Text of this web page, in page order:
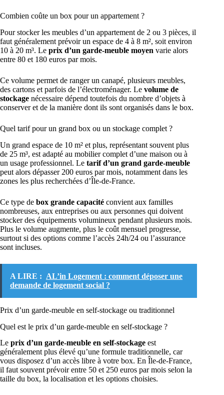
Combien coûte un box pour un appartement ?
Pour stocker les meubles d’un appartement de 2 ou 3 pièces, il
faut généralement prévoir un espace de 4 à 8 m², soit environ
10 à 20 m³. Le prix d’un garde-meuble moyen varie alors
entre 80 et 180 euros par mois.
Ce volume permet de ranger un canapé, plusieurs meubles,
des cartons et parfois de l’électroménager. Le volume de
stockage nécessaire dépend toutefois du nombre d’objets à
conserver et de la manière dont ils sont organisés dans le box.
Quel tarif pour un grand box ou un stockage complet ?
Un grand espace de 10 m² et plus, représentant souvent plus
de 25 m³, est adapté au mobilier complet d’une maison ou à
un usage professionnel. Le tarif d’un grand garde-meuble
peut alors dépasser 200 euros par mois, notamment dans les
zones les plus recherchées d’Île-de-France.
Ce type de box grande capacité convient aux familles
nombreuses, aux entreprises ou aux personnes qui doivent
stocker des équipements volumineux pendant plusieurs mois.
Plus le volume augmente, plus le coût mensuel progresse,
surtout si des options comme l’accès 24h/24 ou l’assurance
sont incluses.
A LIRE : AL’in Logement : comment déposer une
demande de logement social ?
Prix d’un garde-meuble en self-stockage ou traditionnel
Quel est le prix d’un garde-meuble en self-stockage ?
Le prix d’un garde-meuble en self-stockage est
généralement plus élevé qu’une formule traditionnelle, car
vous disposez d’un accès libre à votre box. En Île-de-France,
il faut souvent prévoir entre 50 et 250 euros par mois selon la
taille du box, la localisation et les options choisies.